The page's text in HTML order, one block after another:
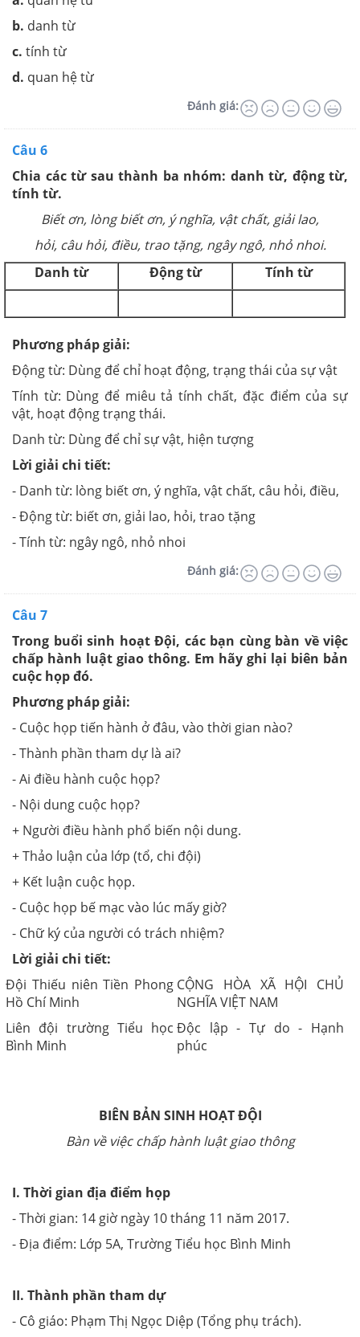
b. danh từ
c. tính từ
d. quan hệ từ
Đánh giá:
Câu 6
Chia các từ sau thành ba nhóm: danh từ, động từ,
tính từ.
Biết ơn, lòng biết ơn, ý nghĩa, vật chất, giải lao,
hỏi, câu hỏi, điều, trao tặng, ngây ngô, nhỏ nhoi.
Danh từ
Động từ Tính từ
Phương pháp giải:
Động từ: Dùng để chỉ hoạt động, trạng thái của sự vật
Tính từ: Dùng để miêu tả tính chất, đặc điểm của sự
vật, hoạt động trạng thái.
Danh từ: Dùng để chỉ sự vật, hiện tượng
Lời giải chi tiết:
- Danh từ: lòng biết ơn, ý nghĩa, vật chất, câu hỏi, điều,
- Động từ: biết ơn, giải lao, hỏi, trao tặng
- Tính từ: ngây ngô, nhỏ nhoi
Đánh giá:
Câu 7
Trong buổi sinh hoạt Đội, các bạn cùng bàn về việc
chấp hành luật giao thông. Em hãy ghi lại biên bản
cuộc họp đó.
Phương pháp giải:
- Cuộc họp tiến hành ở đâu, vào thời gian nào?
- Thành phần tham dự là ai?
- Ai điều hành cuộc họp?
- Nội dung cuộc họp?
+ Người điều hành phổ biến nội dung.
+ Thảo luận của lớp (tổ, chi đội)
+ Kết luận cuộc họp.
- Cuộc họp bế mạc vào lúc mấy giờ?
- Chữ ký của người có trách nhiệm?
Lời giải chi tiết:
Đội Thiếu niên Tiền Phong
Hồ Chí Minh
Liên đội trường Tiểu học
Bình Minh
CỘNG HÒA XÃ HỘI CHỦ
NGHĨA VIỆT NAM
Độc lập - Tự do - Hạnh
phúc
BIÊN BẢN SINH HOẠT ĐỘI
Bàn về việc chấp hành luật giao thông
I. Thời gian địa điểm họp
- Thời gian: 14 giờ ngày 10 tháng 11 năm 2017.
- Địa điểm: Lớp 5A, Trường Tiểu học Bình Minh
II. Thành phần tham dự
- Cô giáo: Phạm Thị Ngọc Diệp (Tổng phụ trách).